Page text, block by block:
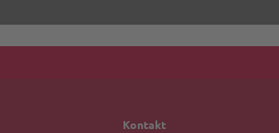
Kontakt